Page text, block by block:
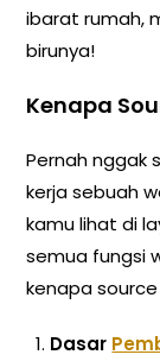
ibarat rumah,
birunya!
Kenapa
Pernah nggak
kerja sebuah
kamu lihat di
semua fungsi
kenapa
Dasar